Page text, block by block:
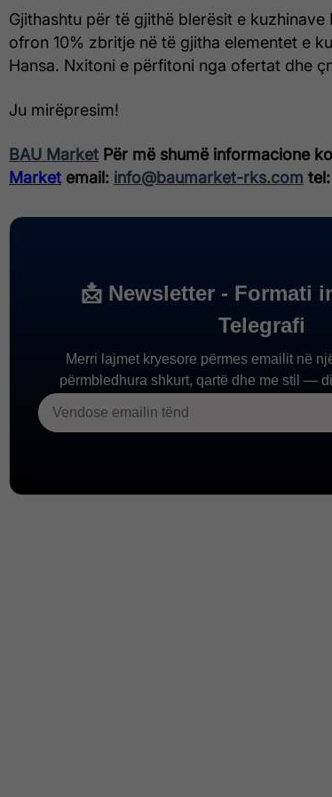
Gjithashtu për të gjithë blerësit e kuzhinave
ofron 10% zbritje në të gjitha elementet e
Hansa. Nxitoni e përfitoni nga ofertat dhe
Ju mirëpresim!
BAU Market Për më shumë informacione
Market email: info@baumarket-rks.com tel: